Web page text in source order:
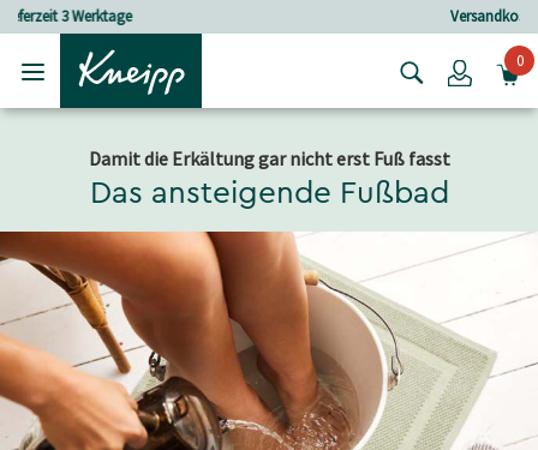
Skip to main content
Skip to footer content
Login0
Damit die Erkältung gar nicht erst Fuß fasst
Das ansteigende Fußbad